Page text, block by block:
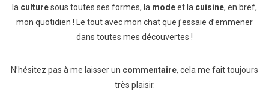
la culturesous toutes ses formes, la modeet la cuisine, en bref,
mon quotidien ! Le tout avec mon chat que j’essaie d’emmener
dans toutes mes découvertes !
N’hésitez pas à me laisser un commentaire, cela me fait toujours
très plaisir.